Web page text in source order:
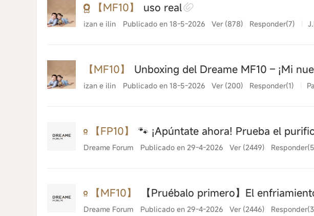
【MF10】 uso real
izan e ilin Publicado en 18-5-2026 Ver (878) Responder(7)
【MF10】 Unboxing del Dreame MF10 – ¡Mi
izan e ilin Publicado en 18-5-2026 Ver (200) Responder(1)
【FP10】 🐾 ¡Apúntate ahora! Prueba el
Dreame Forum Publicado en 29-4-2026 Ver (2449)
【MF10】 【Pruébalo primero】El
Dreame Forum Publicado en 29-4-2026 Ver (2446)